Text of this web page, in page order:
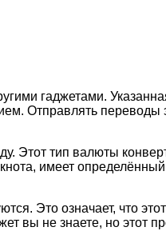
гаджетами.
Отправлять переводы
Этот тип валюты
имеет
Это означает, что
вы не знаете, но этот